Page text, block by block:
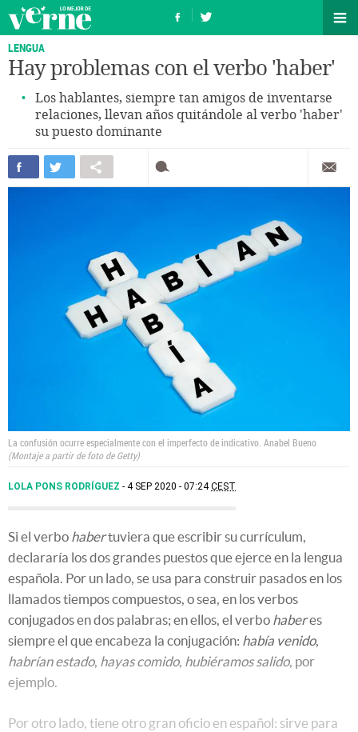
LENGUA
Hay problemas con el verbo 'haber'
Los hablantes, siempre tan amigos de inventarse
relaciones, llevan años quitándole al verbo 'haber'
su puesto dominante
La confusión ocurre especialmente con el imperfecto de indicativo. Anabel Bueno
Montaje a partir de foto de Getty
LOLA PONS RODRÍGUEZ 4 SEP 2020 - 07:24CEST
Si el verbo habertuviera que escribir su currículum,
declararía los dos grandes puestos que ejerce en la lengua
española. Por un lado, se usa para construir pasados en los
llamados tiempos compuestos, o sea, en los verbos
conjugados en dos palabras; en ellos, el verbo haberes
siempre el que encabeza la conjugación: había venido,
habrían estado, hayas comido, hubiéramos salido, por
ejemplo.
Por otro lado, tiene otro gran oficio en español: sirve para